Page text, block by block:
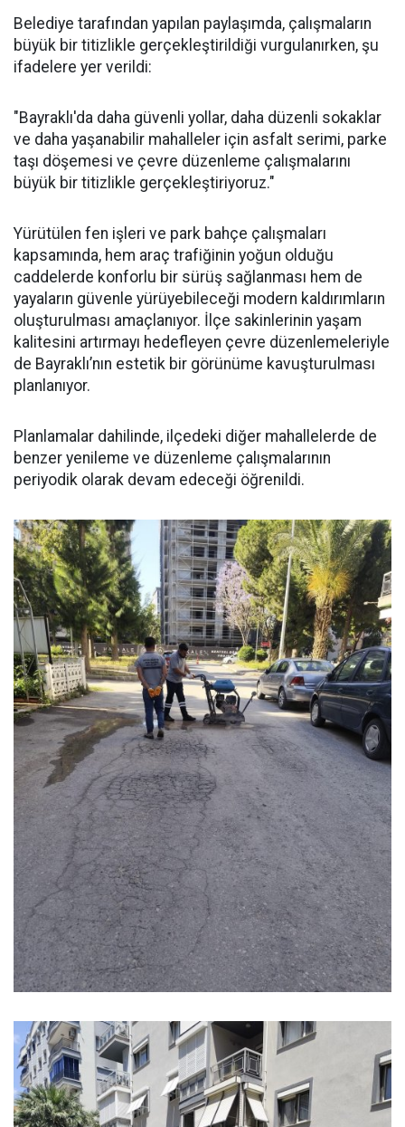
Belediye tarafından yapılan paylaşımda, çalışmaların
büyük bir titizlikle gerçekleştirildiği vurgulanırken, şu
ifadelere yer verildi:
"Bayraklı'da daha güvenli yollar, daha düzenli sokaklar
ve daha yaşanabilir mahalleler için asfalt serimi, parke
taşı döşemesi ve çevre düzenleme çalışmalarını
büyük bir titizlikle gerçekleştiriyoruz."
Yürütülen fen işleri ve park bahçe çalışmaları
kapsamında, hem araç trafiğinin yoğun olduğu
caddelerde konforlu bir sürüş sağlanması hem de
yayaların güvenle yürüyebileceği modern kaldırımların
oluşturulması amaçlanıyor. İlçe sakinlerinin yaşam
kalitesini artırmayı hedefleyen çevre düzenlemeleriyle
de Bayraklı’nın estetik bir görünüme kavuşturulması
planlanıyor.
Planlamalar dahilinde, ilçedeki diğer mahallelerde de
benzer yenileme ve düzenleme çalışmalarının
periyodik olarak devam edeceği öğrenildi.